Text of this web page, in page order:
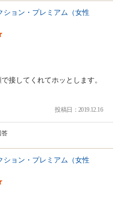
ション・プレミアム（女性
接してくれてホッとします。
投稿日：2019.12.16
答
ション・プレミアム（女性